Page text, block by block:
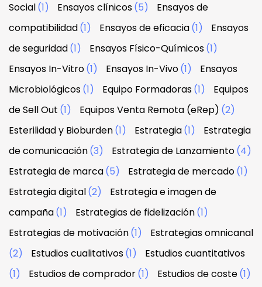
Social(1) Ensayos clínicos(5)
Ensayos de
compatibilidad(1) Ensayos de eficacia(1)
Ensayos
de seguridad(1) Ensayos Físico-Químicos(1)
Ensayos In-Vitro(1) Ensayos In-Vivo(1)
Ensayos
Microbiológicos(1) Equipo Formadoras(1)
Equipos
de Sell Out (1) Equipos Venta Remota (eRep) (2)
Esterilidad y Bioburden(1) Estrategia(1)
Estrategia
de comunicación(3) Estrategia de Lanzamiento(4)
Estrategia de marca(5) Estrategia de mercado(1)
Estrategia digital(2)
Estrategia e imagen de
campaña(1) Estrategias de fidelización(1)
Estrategias de motivación(1)
Estrategias omnicanal
(2)
Estudios cualitativos(1)
Estudios cuantitativos
(1)
Estudios de comprador(1) Estudios de coste(1)